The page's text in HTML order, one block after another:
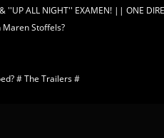
''UP ALL NIGHT'' EXAMEN! || ONE
Maren Stoffels?
# The Trailers #